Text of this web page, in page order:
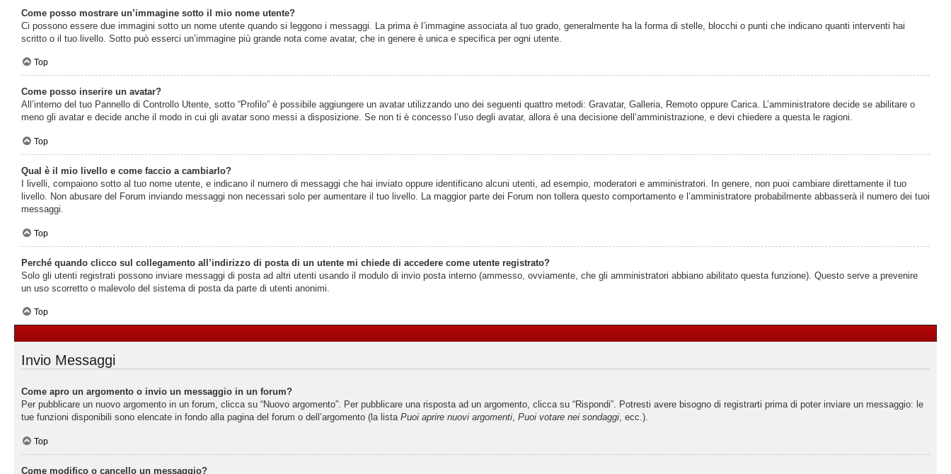
Come posso mostrare un’immagine sotto il mio nome utente?
Ci possono essere due immagini sotto un nome utente quando si leggono i messaggi. La prima è l’immagine associata al tuo grado, generalmente ha la forma di stelle, blocchi o punti che indicano quanti interventi hai
scritto o il tuo livello. Sotto può esserci un’immagine più grande nota come avatar, che in genere è unica e specifica per ogni utente.
Top
Come posso inserire un avatar?
All’interno del tuo Pannello di Controllo Utente, sotto “Profilo” è possibile aggiungere un avatar utilizzando uno dei seguenti quattro metodi: Gravatar, Galleria, Remoto oppure Carica. L’amministratore decide se abilitare o
meno gli avatar e decide anche il modo in cui gli avatar sono messi a disposizione. Se non ti è concesso l’uso degli avatar, allora è una decisione dell’amministrazione, e devi chiedere a questa le ragioni.
Top
Qual è il mio livello e come faccio a cambiarlo?
I livelli, compaiono sotto al tuo nome utente, e indicano il numero di messaggi che hai inviato oppure identificano alcuni utenti, ad esempio, moderatori e amministratori. In genere, non puoi cambiare direttamente il tuo
livello. Non abusare del Forum inviando messaggi non necessari solo per aumentare il tuo livello. La maggior parte dei Forum non tollera questo comportamento e l’amministratore probabilmente abbasserà il numero dei tuoi
messaggi.
Top
Perché quando clicco sul collegamento all’indirizzo di posta di un utente mi chiede di accedere come utente registrato?
Solo gli utenti registrati possono inviare messaggi di posta ad altri utenti usando il modulo di invio posta interno (ammesso, ovviamente, che gli amministratori abbiano abilitato questa funzione). Questo serve a prevenire
un uso scorretto o malevolo del sistema di posta da parte di utenti anonimi.
Top
Invio Messaggi
Come apro un argomento o invio un messaggio in un forum?
Per pubblicare un nuovo argomento in un forum, clicca su “Nuovo argomento”. Per pubblicare una risposta ad un argomento, clicca su “Rispondi”. Potresti avere bisogno di registrarti prima di poter inviare un messaggio: le
tue funzioni disponibili sono elencate in fondo alla pagina del forum o dell’argomento (la lista Puoi aprire nuovi argomenti, Puoi votare nei sondaggi, ecc.).
Top
Come modifico o cancello un messaggio?